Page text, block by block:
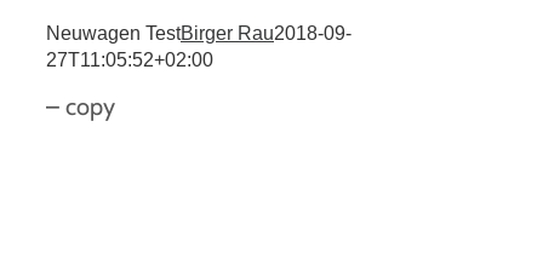
Neuwagen TestBirger Rau2018-09-
27T11:05:52+02:00
– copy